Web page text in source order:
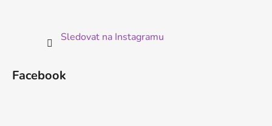
Sledovat na Instagramu
Facebook